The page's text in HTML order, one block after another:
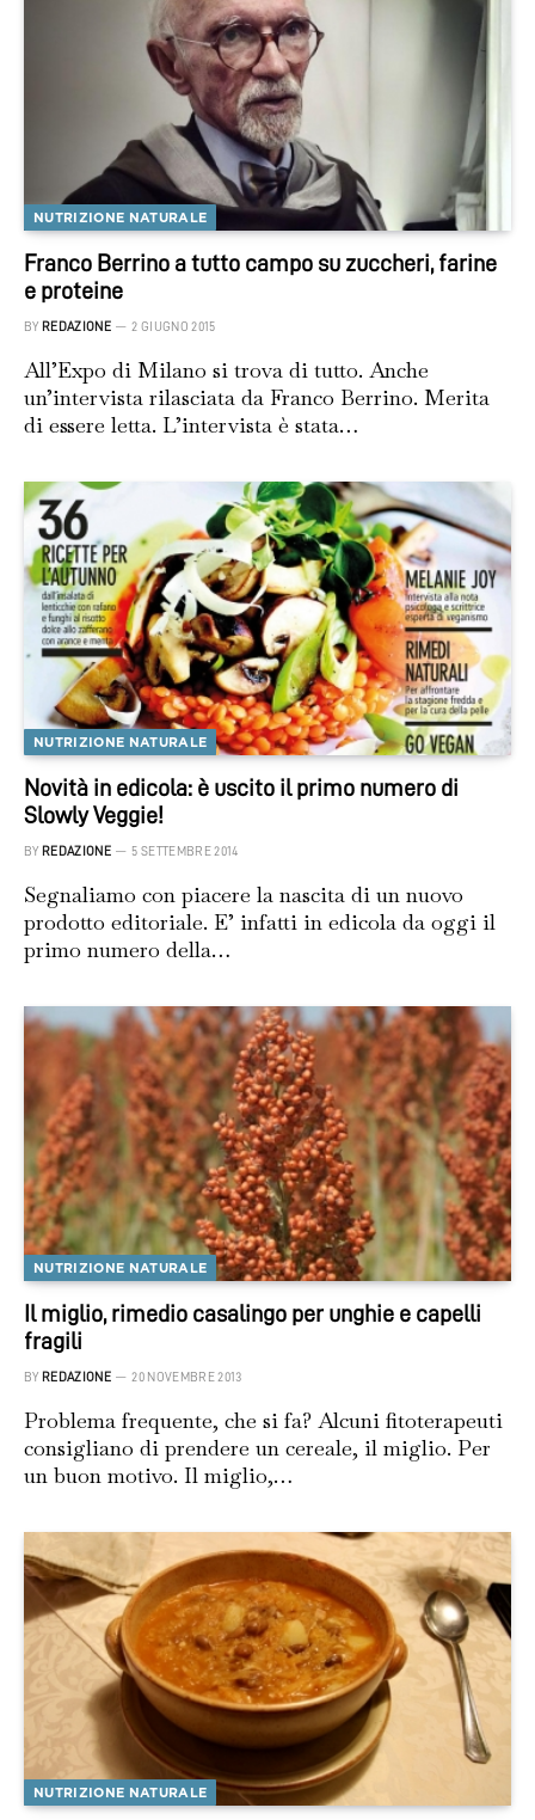
NUTRIZIONE NATURALE
Franco Berrino a tutto campo su zuccheri, farine
e proteine
BY REDAZIONE 2 GIUGNO 2015
All’Expo di Milano si trova di tutto. Anche
un’intervista rilasciata da Franco Berrino. Merita
di essere letta. L’intervista è stata…
NUTRIZIONE NATURALE
Novità in edicola: è uscito il primo numero di
Slowly Veggie!
BY REDAZIONE 5 SETTEMBRE 2014
Segnaliamo con piacere la nascita di un nuovo
prodotto editoriale. E’ infatti in edicola da oggi il
primo numero della…
NUTRIZIONE NATURALE
Il miglio, rimedio casalingo per unghie e capelli
fragili
BY REDAZIONE 20 NOVEMBRE 2013
Problema frequente, che si fa? Alcuni fitoterapeuti
consigliano di prendere un cereale, il miglio. Per
un buon motivo. Il miglio,…
NUTRIZIONE NATURALE